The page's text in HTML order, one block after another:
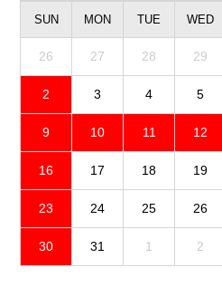
SUN MON TUE WED
26 27 28 29
2 3 4 5
9 10 11 12
16 17 18 19
23 24 25 26
30 31 1 2